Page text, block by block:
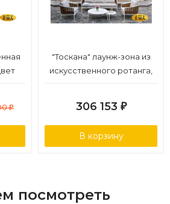
₽
"Тоскана" лаунж-зона из
искусственного ротанга,
306 153 ₽
В корзину
посмотреть